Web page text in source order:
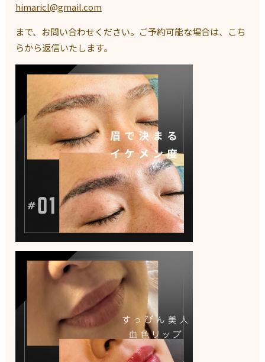
himaricl@gmail.com
まで、お問い合わせください。ご予約可能な場合は、こち
らから返信いたします。